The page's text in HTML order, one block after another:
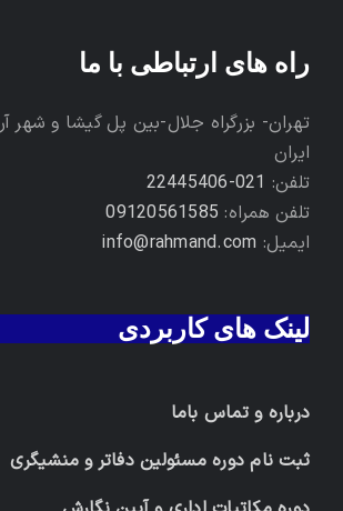
راه های ارتباطی با ما
تهران- بزرگراه جلال-بین پل گیشا و شهر
ایران
تلفن: 021-22445406
تلفن همراه: 09120561585
ایمیل: info@rahmand.com
لینک های کاربردی
درباره و تماس باما
ثبت نام دوره مسئولین دفاتر و منشیگری